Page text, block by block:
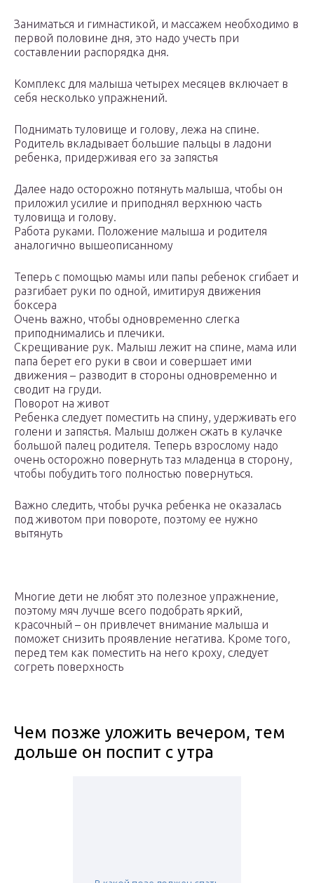
Заниматься и гимнастикой, и массажем необходимо в
первой половине дня, это надо учесть при
составлении распорядка дня.
Комплекс для малыша четырех месяцев включает в
себя несколько упражнений.
Поднимать туловище и голову, лежа на спине.
Родитель вкладывает большие пальцы в ладони
ребенка, придерживая его за запястья
Далее надо осторожно потянуть малыша, чтобы он
приложил усилие и приподнял верхнюю часть
туловища и голову.
Работа руками. Положение малыша и родителя
аналогично вышеописанному
Теперь с помощью мамы или папы ребенок сгибает и
разгибает руки по одной, имитируя движения
боксера
Очень важно, чтобы одновременно слегка
приподнимались и плечики.
Скрещивание рук. Малыш лежит на спине, мама или
папа берет его руки в свои и совершает ими
движения – разводит в стороны одновременно и
сводит на груди.
Поворот на живот
Ребенка следует поместить на спину, удерживать его
голени и запястья. Малыш должен сжать в кулачке
большой палец родителя. Теперь взрослому надо
очень осторожно повернуть таз младенца в сторону,
чтобы побудить того полностью повернуться.
Важно следить, чтобы ручка ребенка не оказалась
под животом при повороте, поэтому ее нужно
вытянуть
Многие дети не любят это полезное упражнение,
поэтому мяч лучше всего подобрать яркий,
красочный – он привлечет внимание малыша и
поможет снизить проявление негатива. Кроме того,
перед тем как поместить на него кроху, следует
согреть поверхность
Чем позже уложить вечером, тем
дольше он поспит с утра